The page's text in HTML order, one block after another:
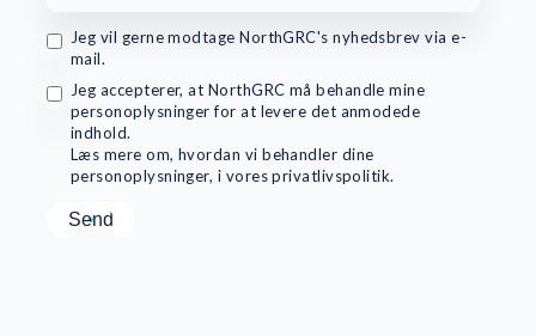
Jeg vil gerne modtage NorthGRC's nyhedsbrev via e-
mail.
Jeg accepterer, at NorthGRC må behandle mine
personoplysninger for at levere det anmodede
indhold.
Læs mere om, hvordan vi behandler dine
personoplysninger, i vores privatlivspolitik.